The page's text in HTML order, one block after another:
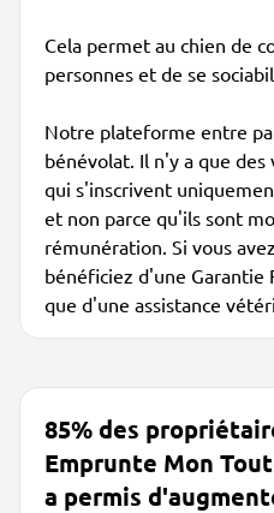
Cela permet au chien de
personnes et de se
Notre plateforme entre
bénévolat. Il n'y a que
qui s'inscrivent
et non parce qu'ils sont
rémunération. Si vous
bénéficiez d'une Garantie
que d'une assistance
85% des
Emprunte Mon
a permis